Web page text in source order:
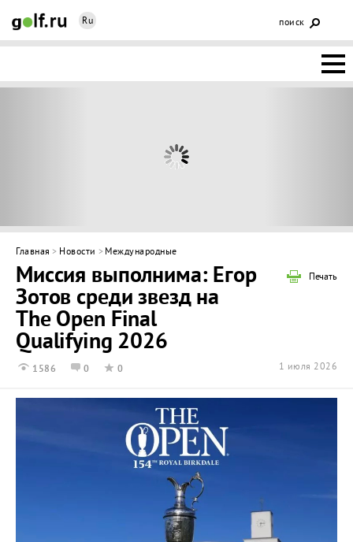
Ru поиск
ГОЛЬФ-
ИНТЕРАКТИВ
НЕДВИЖИМОСТЬ
Главная > Новости > Международные
Печать
Миссия выполнима: Егор
Зотов среди звезд на
The Open Final
Qualifying 2026
1586 0 0 1 июля 2026